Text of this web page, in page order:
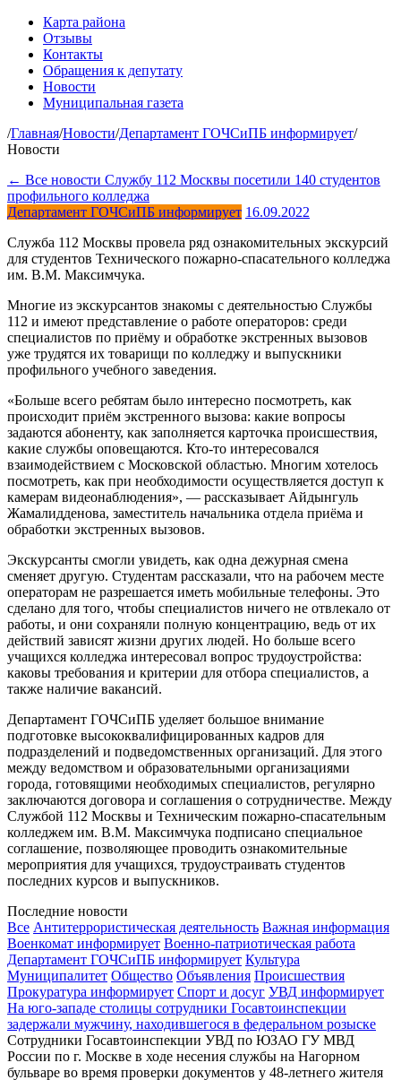
Карта района
Отзывы
Контакты
Обращения к депутату
Новости
Муниципальная газета
/Главная/Новости/Департамент ГОЧСиПБ информирует/
Новости
← Все новости Службу 112 Москвы посетили 140 студентов
профильного колледжа
Департамент ГОЧСиПБ информирует 16.09.2022
Служба 112 Москвы провела ряд ознакомительных экскурсий
для студентов Технического пожарно-спасательного колледжа
им. В.М. Максимчука.
Многие из экскурсантов знакомы с деятельностью Службы
112 и имеют представление о работе операторов: среди
специалистов по приёму и обработке экстренных вызовов
уже трудятся их товарищи по колледжу и выпускники
профильного учебного заведения.
«Больше всего ребятам было интересно посмотреть, как
происходит приём экстренного вызова: какие вопросы
задаются абоненту, как заполняется карточка происшествия,
какие службы оповещаются. Кто-то интересовался
взаимодействием с Московской областью. Многим хотелось
посмотреть, как при необходимости осуществляется доступ к
камерам видеонаблюдения», — рассказывает Айдынгуль
Жамалидденова, заместитель начальника отдела приёма и
обработки экстренных вызовов.
Экскурсанты смогли увидеть, как одна дежурная смена
сменяет другую. Студентам рассказали, что на рабочем месте
операторам не разрешается иметь мобильные телефоны. Это
сделано для того, чтобы специалистов ничего не отвлекало от
работы, и они сохраняли полную концентрацию, ведь от их
действий зависят жизни других людей. Но больше всего
учащихся колледжа интересовал вопрос трудоустройства:
каковы требования и критерии для отбора специалистов, а
также наличие вакансий.
Департамент ГОЧСиПБ уделяет большое внимание
подготовке высококвалифицированных кадров для
подразделений и подведомственных организаций. Для этого
между ведомством и образовательными организациями
города, готовящими необходимых специалистов, регулярно
заключаются договора и соглашения о сотрудничестве. Между
Службой 112 Москвы и Техническим пожарно-спасательным
колледжем им. В.М. Максимчука подписано специальное
соглашение, позволяющее проводить ознакомительные
мероприятия для учащихся, трудоустраивать студентов
последних курсов и выпускников.
Последние новости
Все Антитеррористическая деятельность Важная информация
Военкомат информирует Военно-патриотическая работа
Департамент ГОЧСиПБ информирует Культура
Муниципалитет Общество Объявления Происшествия
Прокуратура информирует Спорт и досуг УВД информирует
На юго-западе столицы сотрудники Госавтоинспекции
задержали мужчину, находившегося в федеральном розыске
Сотрудники Госавтоинспекции УВД по ЮЗАО ГУ МВД
России по г. Москве в ходе несения службы на Нагорном
бульваре во время проверки документов у 48-летнего жителя